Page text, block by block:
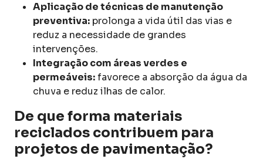
Aplicação de técnicas de manutenção
preventiva: prolonga a vida útil das vias e
reduz a necessidade de grandes
intervenções.
Integração com áreas verdes e
permeáveis:favorece a absorção da água da
chuva e reduz ilhas de calor.
De que forma materiais
reciclados contribuem para
projetos de pavimentação?